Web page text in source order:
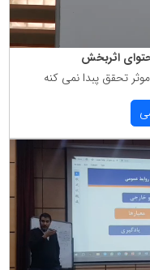
اثربخش
تحقق پبدا نمی كنه